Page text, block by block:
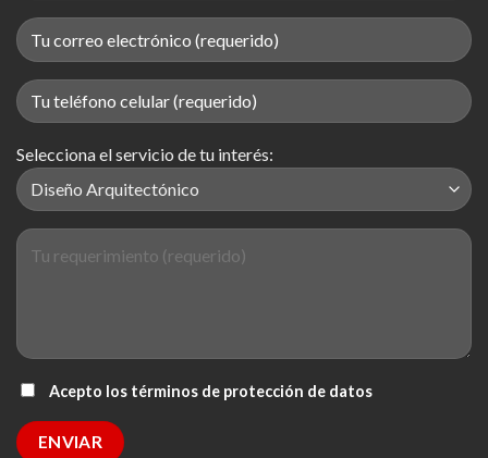
Selecciona el servicio de tu interés:
Acepto los términos de protección de datos